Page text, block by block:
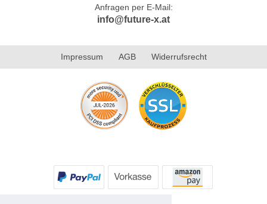
Anfragen per E-Mail:
info@future-x.at
Impressum AGB Widerrufsrecht